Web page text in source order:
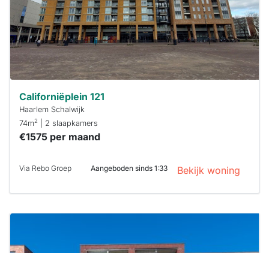
Stekkies helpt
je hierbij!
Californiëplein 121
Haarlem Schalwijk
74m2 | 2 slaapkamers
€1575 per maand
Via Rebo Groep Aangeboden sinds 1:33 Bekijk woning